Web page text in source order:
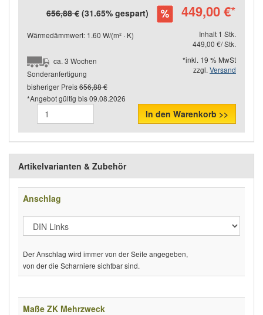
656,88 € (31.65% gespart) 449,00 €*
Wärmedämmwert: 1.60 W/(m² · K)
Inhalt 1 Stk.
449,00 €/ Stk.
ca. 3 Wochen
Sonderanfertigung
*inkl. 19 % MwSt
zzgl. Versand
bisheriger Preis656,88 €
*Angebot gültig bis09.08.2026
In den Warenkorb >>
Artikelvarianten & Zubehör
Anschlag
Der Anschlag wird immer von der Seite angegeben,
von der die Scharniere sichtbar sind.
Maße ZK Mehrzweck